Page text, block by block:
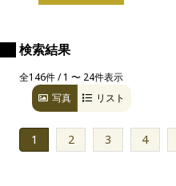
検索結果
全146件 / 1 〜 24件表示
写真
リスト
1 2 3 4